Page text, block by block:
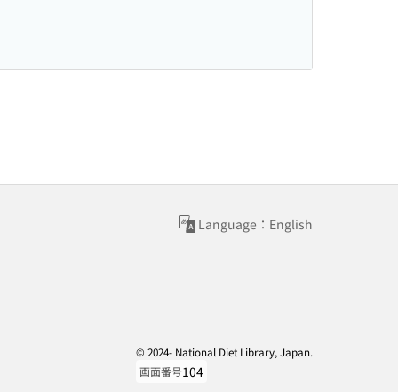
Language：English
© 2024- National Diet Library, Japan.
画面番号104